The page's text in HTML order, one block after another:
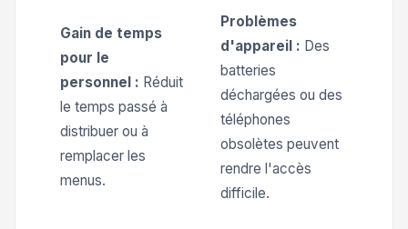
Gain de temps
pour le
personnel : Réduit
le temps passé à
distribuer ou à
remplacer les
menus.
Problèmes
d'appareil : Des
batteries
déchargées ou des
téléphones
obsolètes peuvent
rendre l'accès
difficile.